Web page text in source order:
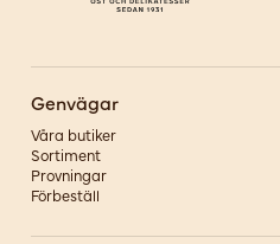
Genvägar
Våra butiker
Sortiment
Provningar
Förbeställ